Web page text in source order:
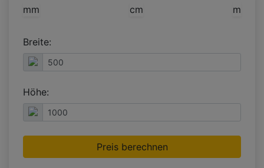
mm cm m
Breite:
Höhe:
Preis berechnen